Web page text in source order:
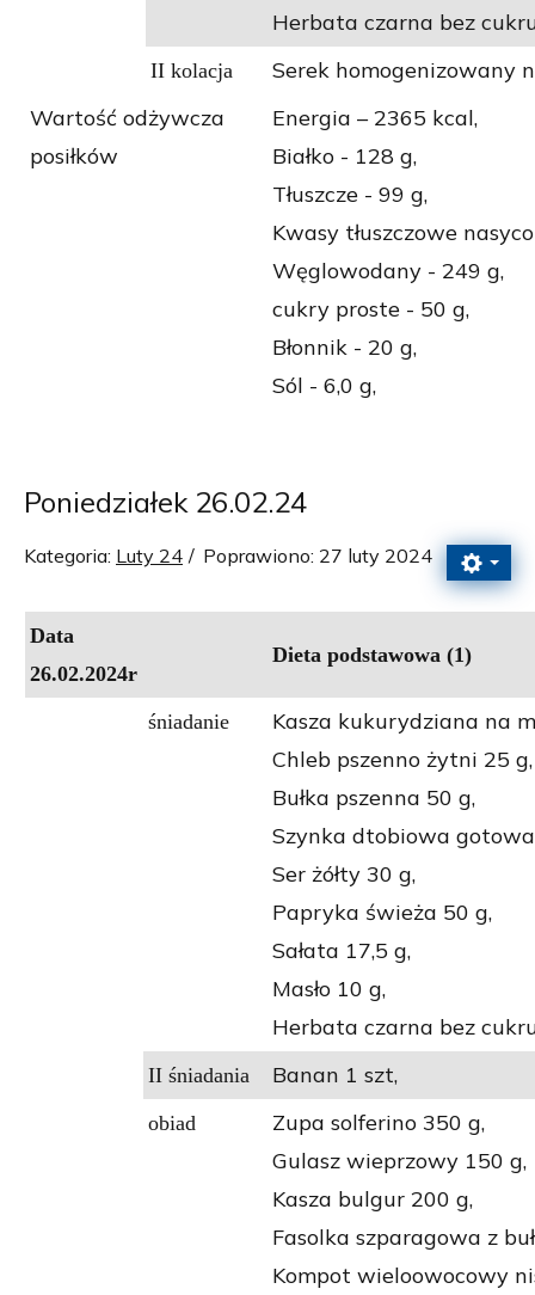
Herbata czarna bez
II kolacja
Serek homogenizowany
Wartość odżywcza
posiłków
Energia – 2365 kcal,
Białko - 128 g,
Tłuszcze - 99 g,
Kwasy tłuszczowe
Węglowodany - 249 g,
cukry proste - 50 g,
Błonnik - 20 g,
Sól - 6,0 g,
Poniedziałek 26.02.24
Kategoria: Luty 24 Poprawiono: 27 luty 2024
Data
26.02.2024r
Dieta podstawowa (1)
śniadanie
Kasza kukurydziana na
Chleb pszenno żytni 25 g,
Bułka pszenna 50 g,
Szynka dtobiowa
Ser żółty 30 g,
Papryka świeża 50 g,
Sałata 17,5 g,
Masło 10 g,
Herbata czarna bez
II śniadania Banan 1 szt,
obiad
Zupa solferino 350 g,
Gulasz wieprzowy 150 g,
Kasza bulgur 200 g,
Fasolka szparagowa z
Kompot wieloowocowy